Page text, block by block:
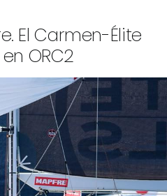
El Carmen-Élite
ORC2